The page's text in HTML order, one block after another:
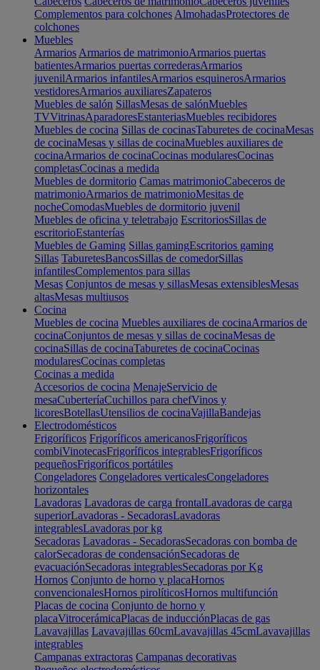
Complementos para colchones AlmohadasProtectores de
colchones
Muebles
Armarios Armarios de matrimonioArmarios puertas
batientesArmarios puertas correderasArmarios
juvenilArmarios infantilesArmarios esquinerosArmarios
vestidoresArmarios auxiliaresZapateros
Muebles de salón SillasMesas de salónMuebles
TVVitrinasAparadoresEstanteriasMuebles recibidores
Muebles de cocina Sillas de cocinasTaburetes de cocinaMesas
de cocinaMesas y sillas de cocinaMuebles auxiliares de
cocinaArmarios de cocinaCocinas modularesCocinas
completasCocinas a medida
Muebles de dormitorio Camas matrimonioCabeceros de
matrimonioArmarios de matrimonioMesitas de
nocheComodasMuebles de dormitorio juvenil
Muebles de oficina y teletrabajo EscritoriosSillas de
escritorioEstanterías
Muebles de Gaming Sillas gamingEscritorios gaming
Sillas TaburetesBancosSillas de comedorSillas
infantilesComplementos para sillas
Mesas Conjuntos de mesas y sillasMesas extensiblesMesas
altasMesas multiusos
Cocina
Muebles de cocina Muebles auxiliares de cocinaArmarios de
cocinaConjuntos de mesas y sillas de cocinaMesas de
cocinaSillas de cocinaTaburetes de cocinaCocinas
modularesCocinas completas
Cocinas a medida
Accesorios de cocina MenajeServicio de
mesaCuberteríaCuchillos para chefVinos y
licoresBotellasUtensilios de cocinaVajillaBandejas
Electrodomésticos
Frigoríficos Frigoríficos americanosFrigoríficos
combiVinotecasFrigoríficos integrablesFrigoríficos
pequeñosFrigoríficos portátiles
Congeladores Congeladores verticalesCongeladores
horizontales
Lavadoras Lavadoras de carga frontalLavadoras de carga
superiorLavadoras - SecadorasLavadoras
integrablesLavadoras por kg
Secadoras Lavadoras - SecadorasSecadoras con bomba de
calorSecadoras de condensaciónSecadoras de
evacuaciónSecadoras integrablesSecadoras por Kg
Hornos Conjunto de horno y placaHornos
convencionalesHornos pirolíticosHornos multifunción
Placas de cocina Conjunto de horno y
placaVitrocerámicaPlacas de inducciónPlacas de gas
Lavavajillas Lavavajillas 60cmLavavajillas 45cmLavavajillas
integrables
Campanas extractoras Campanas decorativas